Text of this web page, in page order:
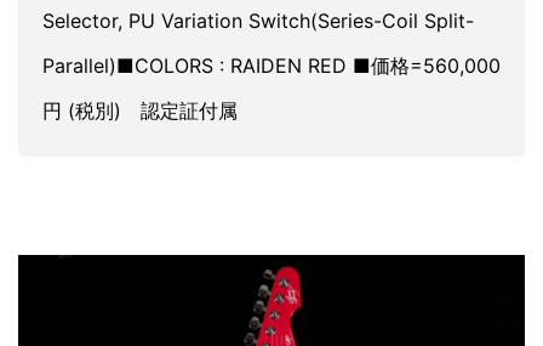
Selector, PU Variation Switch(Series-Coil Split-
Parallel)■COLORS : RAIDEN RED ■価格=560,000
円 (税別) 認定証付属